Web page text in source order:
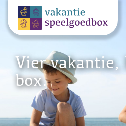
Vier vakantie,
box.